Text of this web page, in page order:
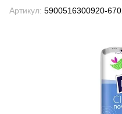
Артикул: 5900516300920-